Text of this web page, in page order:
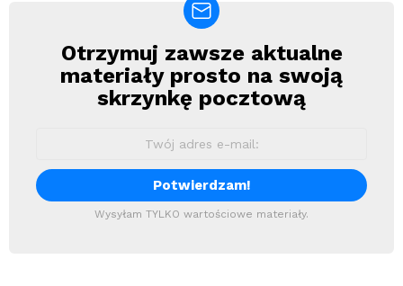
Newsletter
Otrzymuj zawsze aktualne
materiały prosto na swoją
skrzynkę pocztową
Wysyłam TYLKO wartościowe materiały.